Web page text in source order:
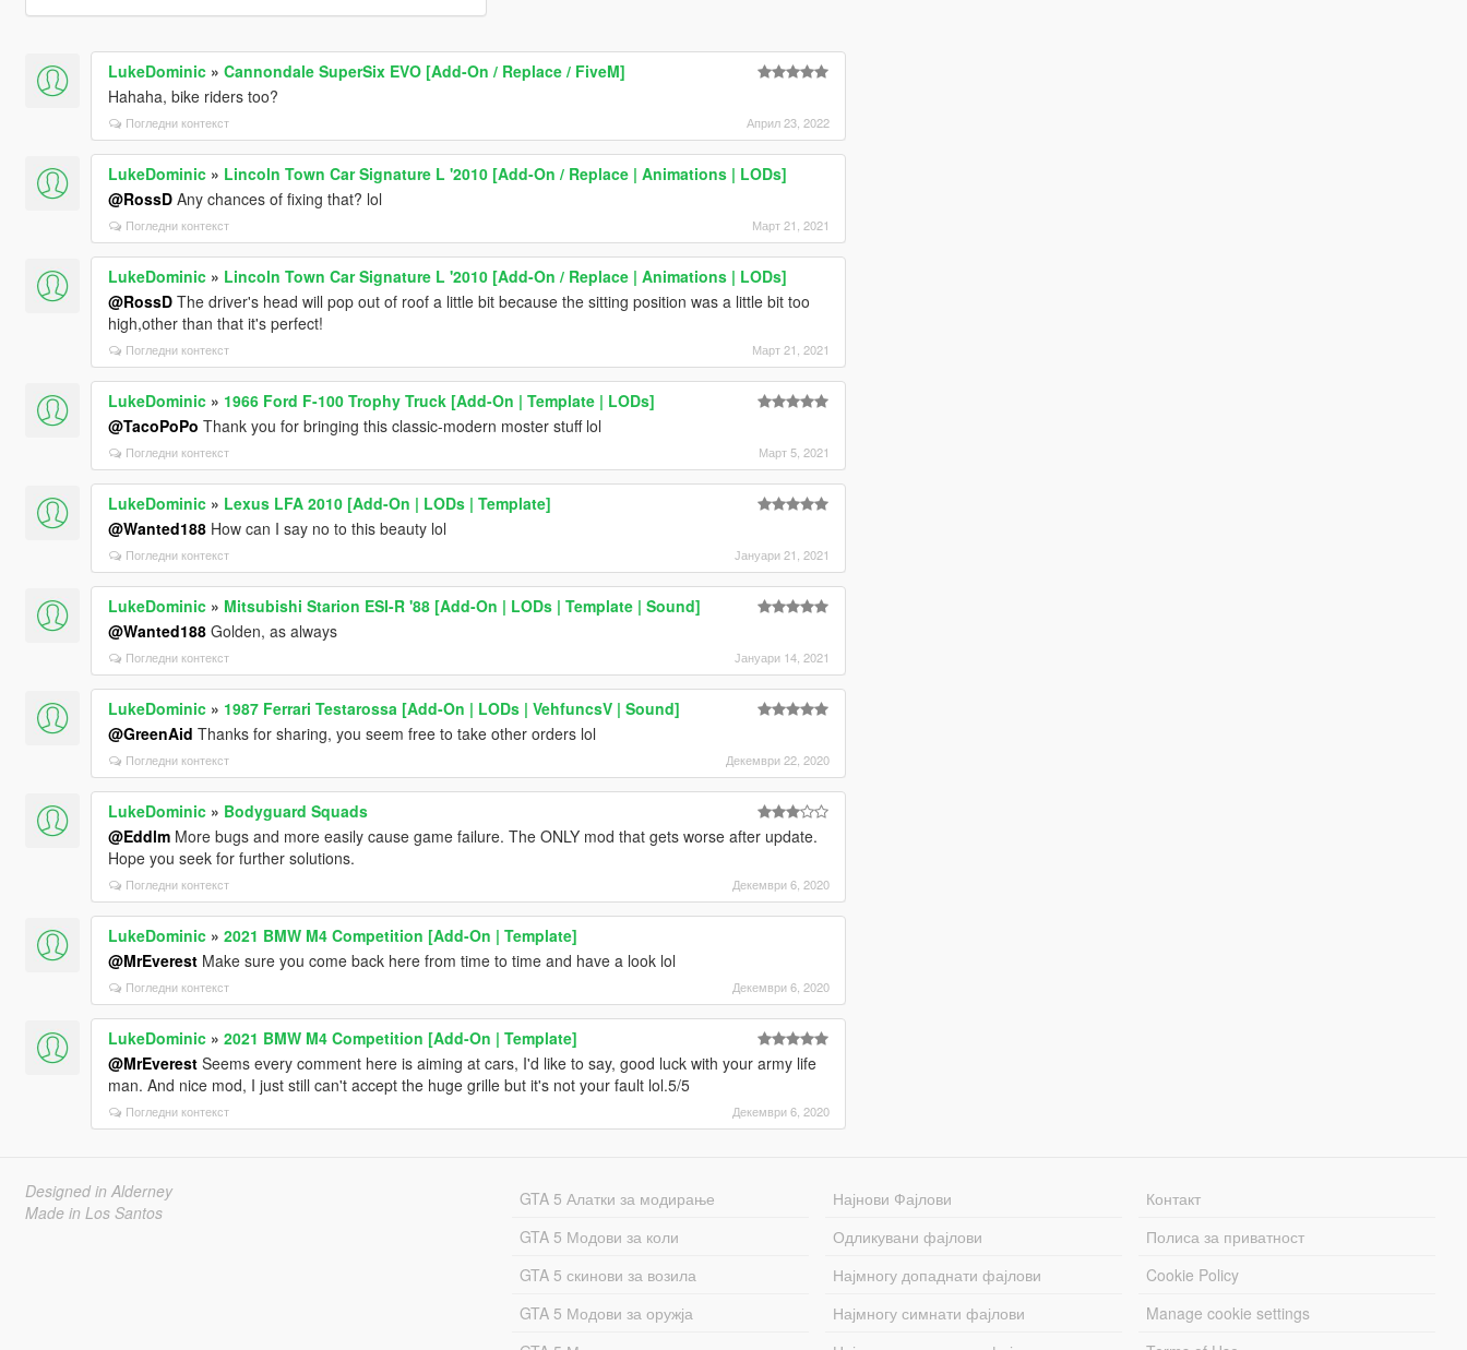
LukeDominic» Cannondale SuperSix EVO [Add-On / Replace / FiveM]
Hahaha, bike riders too?
Погледни контекст Април 23, 2022
LukeDominic» Lincoln Town Car Signature L '2010 [Add-On / Replace | Animations | LODs]
@RossDAny chances of fixing that? lol
Погледни контекст Март 21, 2021
LukeDominic» Lincoln Town Car Signature L '2010 [Add-On / Replace | Animations | LODs]
@RossDThe driver's head will pop out of roof a little bit because the sitting position was a little bit too
high,other than that it's perfect!
Погледни контекст Март 21, 2021
LukeDominic» 1966 Ford F-100 Trophy Truck [Add-On | Template | LODs]
@TacoPoPo Thank you for bringing this classic-modern moster stuff lol
Погледни контекст Март 5, 2021
LukeDominic» Lexus LFA 2010 [Add-On | LODs | Template]
@Wanted188How can I say no to this beauty lol
Погледни контекст Јануари 21, 2021
LukeDominic» Mitsubishi Starion ESI-R '88 [Add-On | LODs | Template | Sound]
@Wanted188Golden, as always
Погледни контекст Јануари 14, 2021
LukeDominic» 1987 Ferrari Testarossa [Add-On | LODs | VehfuncsV | Sound]
@GreenAid Thanks for sharing, you seem free to take other orders lol
Погледни контекст Декември 22, 2020
LukeDominic» Bodyguard Squads
@EddlmMore bugs and more easily cause game failure. The ONLY mod that gets worse after update.
Hope you seek for further solutions.
Погледни контекст Декември 6, 2020
LukeDominic» 2021 BMW M4 Competition [Add-On | Template]
@MrEverestMake sure you come back here from time to time and have a look lol
Погледни контекст Декември 6, 2020
LukeDominic» 2021 BMW M4 Competition [Add-On | Template]
@MrEverestSeems every comment here is aiming at cars, I'd like to say, good luck with your army life
man. And nice mod, I just still can't accept the huge grille but it's not your fault lol.5/5
Погледни контекст Декември 6, 2020
Designed in Alderney
Made in Los Santos
GTA 5 Алатки за модирање
GTA 5 Модови за коли
GTA 5 скинови за возила
GTA 5 Модови за оружја
Најнови Фајлови
Одликувани фајлови
Најмногу допаднати фајлови
Најмногу симнати фајлови
Контакт
Полиса за приватност
Cookie Policy
Manage cookie settings